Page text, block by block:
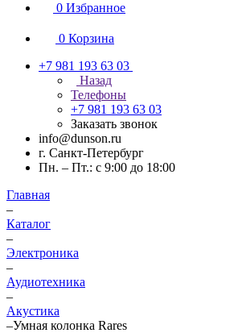
0 Избранное
0 Корзина
+7 981 193 63 03
Назад
Телефоны
+7 981 193 63 03
Заказать звонок
info@dunson.ru
г. Санкт-Петербург
Пн. – Пт.: с 9:00 до 18:00
Главная
–
Каталог
–
Электроника
–
Аудиотехника
–
Акустика
–Умная колонка Rares